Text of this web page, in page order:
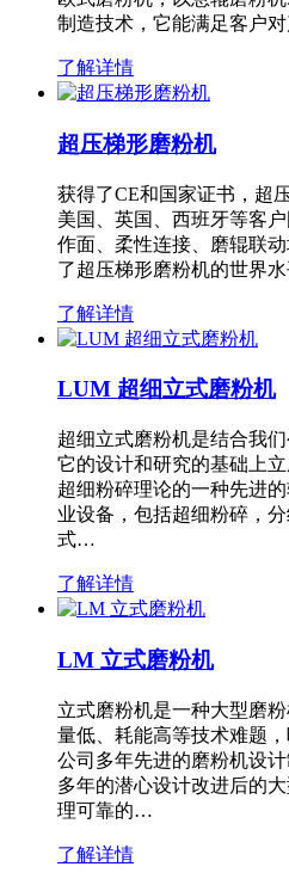
制造技术，它能满足客户
了解详情
超压梯形磨粉机
获得了CE和国家证书，超
美国、英国、西班牙等客
作面、柔性连接、磨辊联
了超压梯形磨粉机的世界
了解详情
LUM 超细立式磨粉机
超细立式磨粉机是结合我
它的设计和研究的基础上
超细粉碎理论的一种先进
业设备，包括超细粉碎，
式…
了解详情
LM 立式磨粉机
立式磨粉机是一种大型磨
量低、耗能高等技术难题
公司多年先进的磨粉机设
多年的潜心设计改进后的
理可靠的…
了解详情